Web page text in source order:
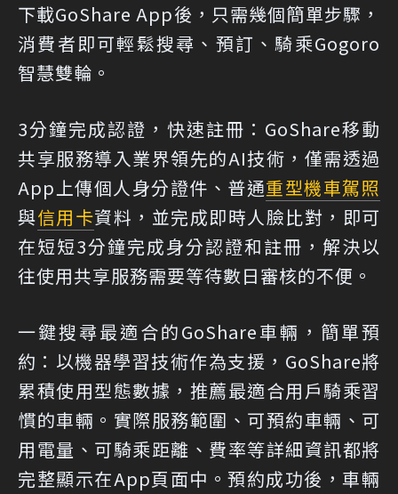
下載GoShare App後，只需幾個簡單步驟，
消費者即可輕鬆搜尋、預訂、騎乘Gogoro
智慧雙輪。
3分鐘完成認證，快速註冊：GoShare移動
共享服務導入業界領先的AI技術，僅需透過
App上傳個人身分證件、普通重型機車駕照
與信用卡資料，並完成即時人臉比對，即可
在短短3分鐘完成身分認證和註冊，解決以
往使用共享服務需要等待數日審核的不便。
一鍵搜尋最適合的GoShare車輛，簡單預
約：以機器學習技術作為支援，GoShare將
累積使用型態數據，推薦最適合用戶騎乘習
慣的車輛。實際服務範圍、可預約車輛、可
用電量、可騎乘距離、費率等詳細資訊都將
完整顯示在App頁面中。預約成功後，車輛